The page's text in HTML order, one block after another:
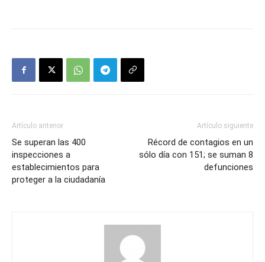
Artículo anterior
Se superan las 400
inspecciones a
establecimientos para
proteger a la ciudadanía
Artículo siguiente
Récord de contagios en un
sólo día con 151; se suman 8
defunciones